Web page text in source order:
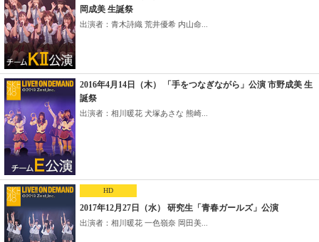
岡成美 生誕祭
出演者：青木詩織 荒井優希 内山命...
2016年4月14日（木） 「手をつなぎながら」公演 市野成美 生
誕祭
出演者：相川暖花 犬塚あさな 熊崎...
HD
2017年12月27日（水） 研究生「青春ガールズ」公演
出演者：相川暖花 一色嶺奈 岡田美...